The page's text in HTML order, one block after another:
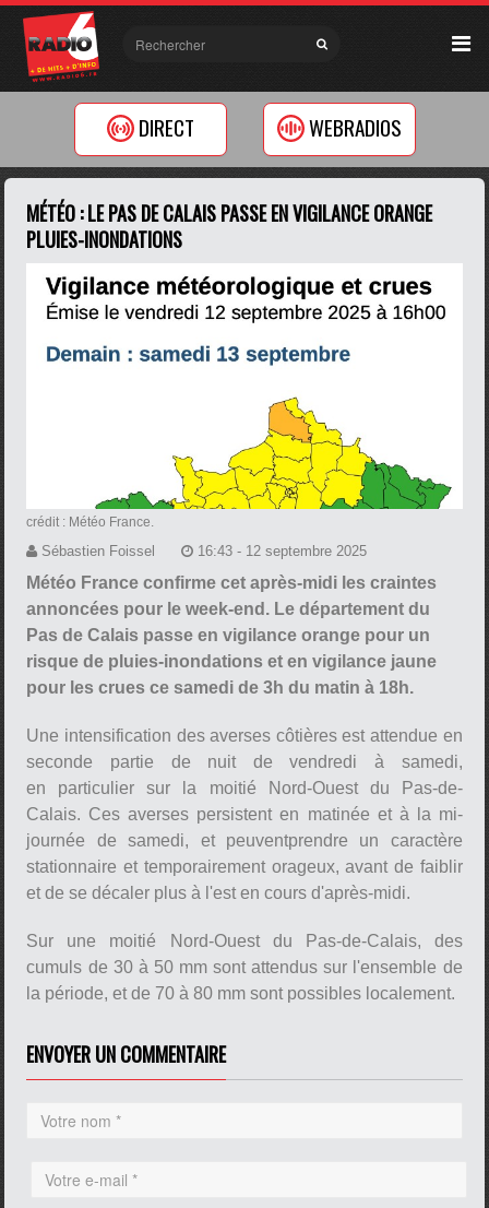
DIRECT WEBRADIOS
MÉTÉO : LE PAS DE CALAIS PASSE EN VIGILANCE ORANGE
PLUIES-INONDATIONS
crédit : Météo France.
Sébastien Foissel 16:43 - 12 septembre 2025
Météo France confirme cet après-midi les craintes
annoncées pour le week-end. Le département du
Pas de Calais passe en vigilance orange pour un
risque de pluies-inondations et en vigilance jaune
pour les crues ce samedi de 3h du matin à 18h.
Une intensification des averses côtières est attendue en
seconde partie de nuit de vendredi à samedi,
en particulier sur la moitié Nord-Ouest du Pas-de-
Calais. Ces averses persistent en matinée et à la mi-
journée de samedi, et peuventprendre un caractère
stationnaire et temporairement orageux, avant de faiblir
et de se décaler plus à l'est en cours d'après-midi.
Sur une moitié Nord-Ouest du Pas-de-Calais, des
cumuls de 30 à 50 mm sont attendus sur l'ensemble de
la période, et de 70 à 80 mm sont possibles localement.
ENVOYER UN COMMENTAIRE